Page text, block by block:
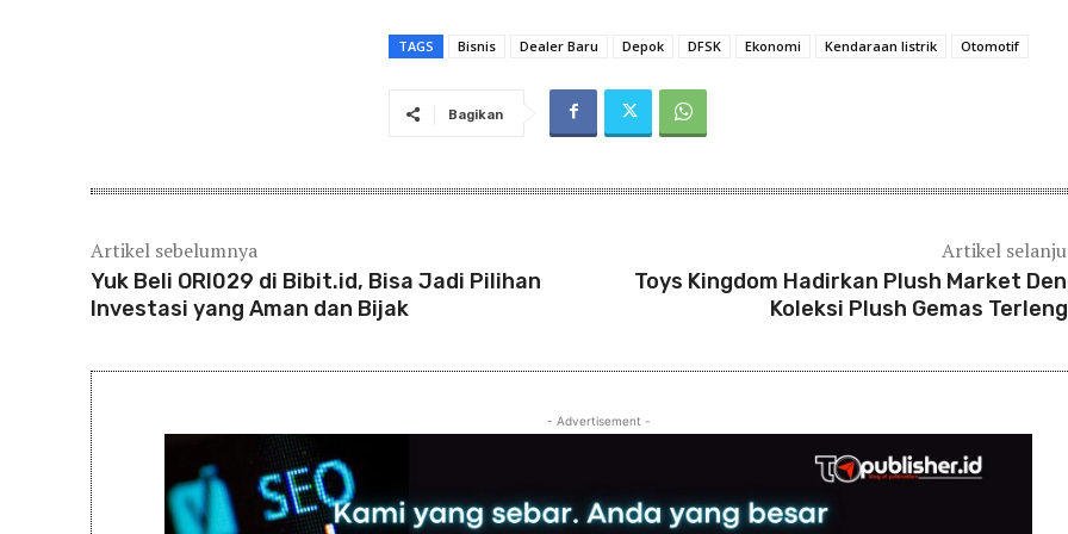
TAGS Bisnis Dealer Baru Depok DFSK Ekonomi Kendaraan listrik Otomotif
Bagikan
Artikel sebelumnya
Yuk Beli ORI029 di Bibit.id, Bisa Jadi Pilihan
Investasi yang Aman dan Bijak
Artikel
Toys Kingdom Hadirkan Plush Market
Koleksi Plush Gemas
- Advertisement -